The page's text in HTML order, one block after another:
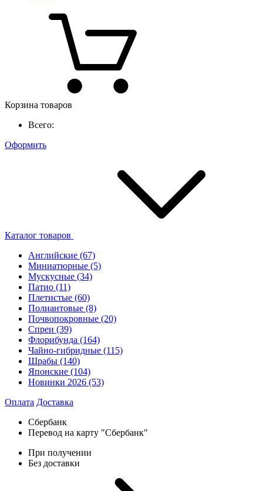
Корзина товаров
Всего:
Оформить
Каталог товаров
Английские (67)
Миниатюрные (5)
Мускусные (34)
Патио (11)
Плетистые (60)
Полиантовые (8)
Почвопокровные (20)
Спреи (39)
Флорибунда (164)
Чайно-гибридные (115)
Шрабы (140)
Японские (104)
Новинки 2026 (53)
Оплата Доставка
Сбербанк
Перевод на карту "Сбербанк"
При получении
Без доставки